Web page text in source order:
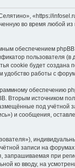
«https://
во время любой
обеспечением
пользователя
cookie будет создана
удобство работы с
обеспечению
Вторым источником
под учётной
и сообщения,
записи на
при
ко вводу, на